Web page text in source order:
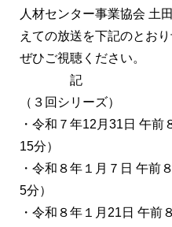
人材センター事業協会 土
えての放送を下記のとおり
ぜひご視聴ください。
記
（３回シリーズ）
・令和７年12月31日 午
15分）
・令和８年１月７日 午前
5分）
・令和８年１月21日 午前